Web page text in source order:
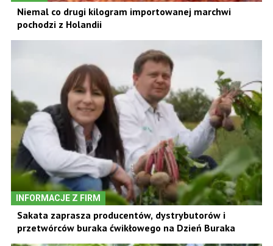
Niemal co drugi kilogram importowanej marchwi
pochodzi z Holandii
INFORMACJE Z FIRM
Sakata zaprasza producentów, dystrybutorów i
przetwórców buraka ćwikłowego na Dzień Buraka